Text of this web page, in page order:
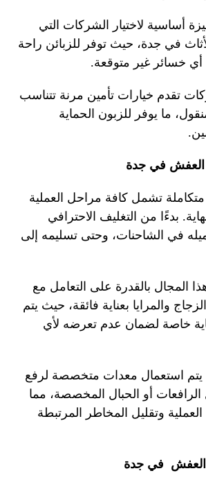
أساسية لاختيار الشركات التي
في جدة، حيث توفر للزبائن راحة
أي خسائر غير متوقعة.
تقدم خيارات تأمين مرنة تتناسب
ما يوفر للزبون الحماية
العفش في جدة
تشمل كافة مراحل العملية
بدءًا من التغليف الاحترافي
في الشاحنات، وحتى تسليمه إلى
المجال بالقدرة على التعامل مع
والمرايا بعناية فائقة، حيث يتم
خاصة لضمان عدم تعرضه لأي
يتم استعمال معدات متخصصة لرفع
الرافعات أو الحبال المخصصة، مما
وتقليل المخاطر المرتبطة
العفش في جدة